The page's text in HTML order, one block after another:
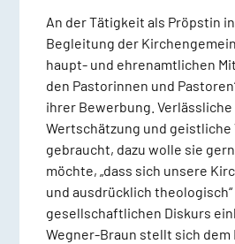
An der Tätigkeit als Pröpstin
Begleitung der
haupt- und ehrenamtlichen
den Pastorinnen und
ihrer Bewerbung.
Wertschätzung und
gebraucht, dazu wolle sie
möchte, „dass sich unsere
und ausdrücklich theologisch“
gesellschaftlichen Diskurs
Wegner-Braun stellt sich